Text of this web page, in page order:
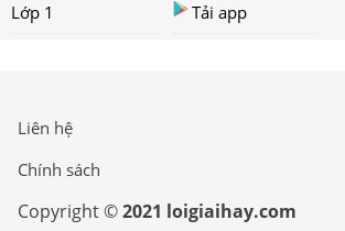
Lớp 1
Tải app
Liên hệ
Chính sách
Copyright ©2021 loigiaihay.com